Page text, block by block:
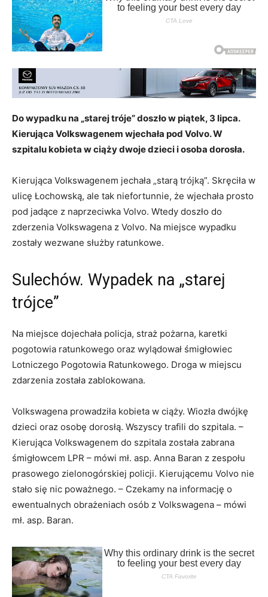
Do wypadku na „starej tróje” doszło w piątek, 3 lipca.
Kierująca Volkswagenem wjechała pod Volvo. W
szpitalu kobieta w ciąży dwoje dzieci i osoba dorosła.
Kierująca Volkswagenem jechała „starą trójką”. Skręciła w
ulicę Łochowską, ale tak niefortunnie, że wjechała prosto
pod jadące z naprzeciwka Volvo. Wtedy doszło do
zderzenia Volkswagena z Volvo. Na miejsce wypadku
zostały wezwane służby ratunkowe.
Sulechów. Wypadek na „starej
trójce”
Na miejsce dojechała policja, straż pożarna, karetki
pogotowia ratunkowego oraz wylądował śmigłowiec
Lotniczego Pogotowia Ratunkowego. Droga w miejscu
zdarzenia została zablokowana.
Volkswagena prowadziła kobieta w ciąży. Wiozła dwójkę
dzieci oraz osobę dorosłą. Wszyscy trafili do szpitala. –
Kierująca Volkswagenem do szpitala została zabrana
śmigłowcem LPR – mówi mł. asp. Anna Baran z zespołu
prasowego zielonogórskiej policji. Kierującemu Volvo nie
stało się nic poważnego. – Czekamy na informację o
ewentualnych obrażeniach osób z Volkswagena – mówi
mł. asp. Baran.